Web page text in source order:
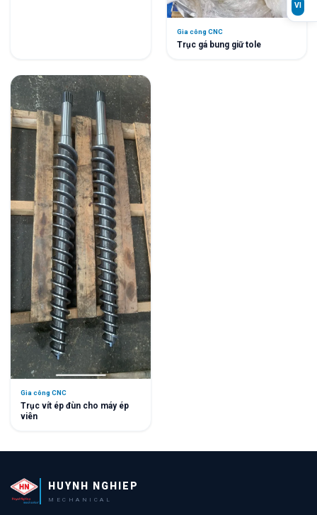
Gia công CNC
Trục gá bung giữ tole
Gia công CNC
Trục vít ép đùn cho máy ép
viên
HUYNH NGHIEP
MECHANICAL
VI